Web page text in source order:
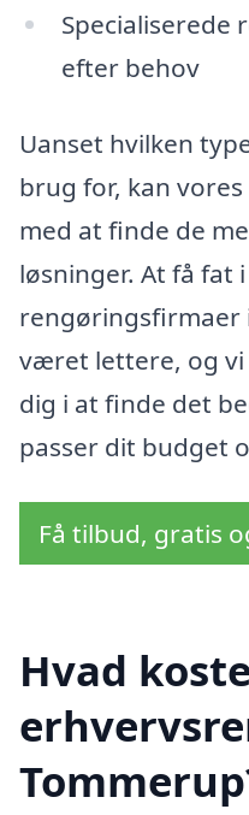
Specialiserede
efter behov
Uanset hvilken
brug for, kan
med at finde de
løsninger. At få fat
rengøringsfirmaer
været lettere, og vi
dig i at finde det
passer dit budget
Få tilbud, gratis
Hvad